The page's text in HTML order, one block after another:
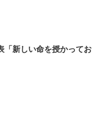
「新しい命を授かってお